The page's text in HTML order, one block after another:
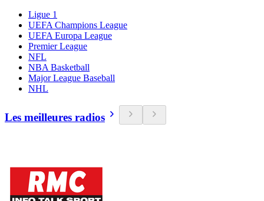
Ligue 1
UEFA Champions League
UEFA Europa League
Premier League
NFL
NBA Basketball
Major League Baseball
NHL
Les meilleures radios